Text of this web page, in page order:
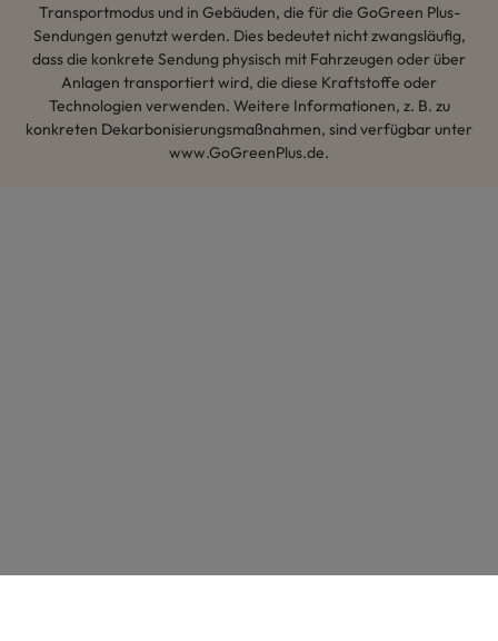
Transportmodus und in Gebäuden, die für die GoGreen Plus-
Sendungen genutzt werden. Dies bedeutet nicht zwangsläufig,
dass die konkrete Sendung physisch mit Fahrzeugen oder über
Anlagen transportiert wird, die diese Kraftstoffe oder
Technologien verwenden. Weitere Informationen, z. B. zu
konkreten Dekarbonisierungsmaßnahmen, sind verfügbar unter
www.GoGreenPlus.de.